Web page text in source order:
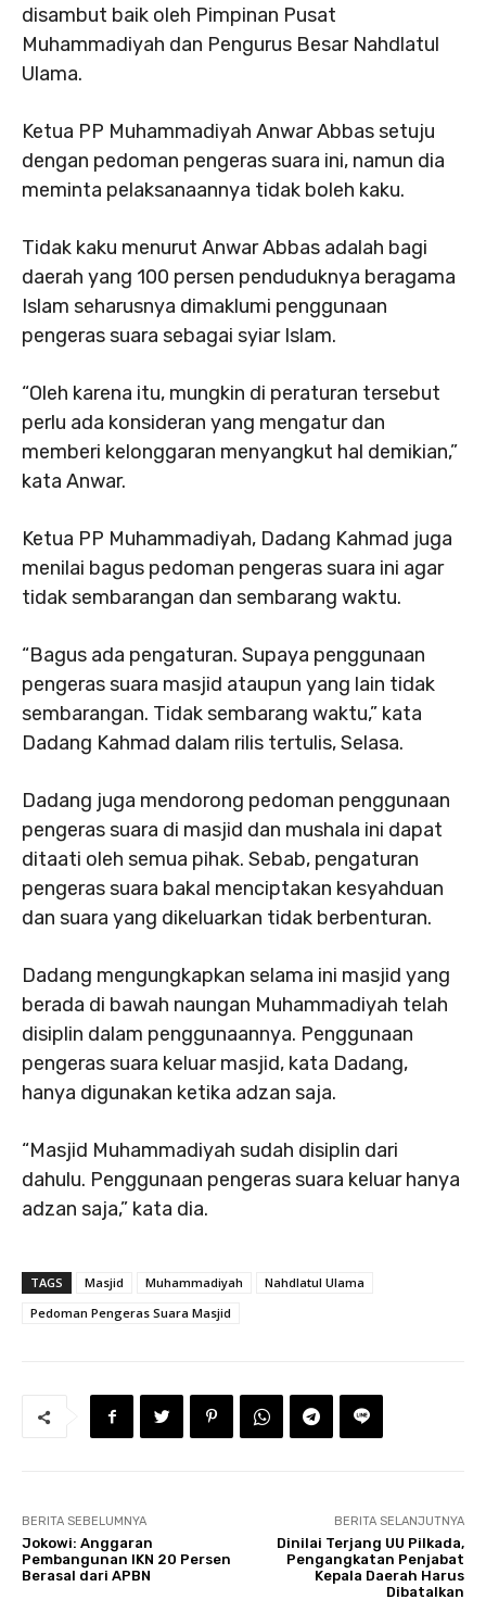
disambut baik oleh Pimpinan Pusat
Muhammadiyah dan Pengurus Besar Nahdlatul
Ulama.
Ketua PP Muhammadiyah Anwar Abbas setuju
dengan pedoman pengeras suara ini, namun dia
meminta pelaksanaannya tidak boleh kaku.
Tidak kaku menurut Anwar Abbas adalah bagi
daerah yang 100 persen penduduknya beragama
Islam seharusnya dimaklumi penggunaan
pengeras suara sebagai syiar Islam.
“Oleh karena itu, mungkin di peraturan tersebut
perlu ada konsideran yang mengatur dan
memberi kelonggaran menyangkut hal demikian,”
kata Anwar.
Ketua PP Muhammadiyah, Dadang Kahmad juga
menilai bagus pedoman pengeras suara ini agar
tidak sembarangan dan sembarang waktu.
“Bagus ada pengaturan. Supaya penggunaan
pengeras suara masjid ataupun yang lain tidak
sembarangan. Tidak sembarang waktu,” kata
Dadang Kahmad dalam rilis tertulis, Selasa.
Dadang juga mendorong pedoman penggunaan
pengeras suara di masjid dan mushala ini dapat
ditaati oleh semua pihak. Sebab, pengaturan
pengeras suara bakal menciptakan kesyahduan
dan suara yang dikeluarkan tidak berbenturan.
Dadang mengungkapkan selama ini masjid yang
berada di bawah naungan Muhammadiyah telah
disiplin dalam penggunaannya. Penggunaan
pengeras suara keluar masjid, kata Dadang,
hanya digunakan ketika adzan saja.
“Masjid Muhammadiyah sudah disiplin dari
dahulu. Penggunaan pengeras suara keluar hanya
adzan saja,” kata dia.
TAGS Masjid Muhammadiyah
Nahdlatul Ulama
Pedoman Pengeras Suara Masjid
BERITA SEBELUMNYA
Jokowi: Anggaran
Pembangunan IKN 20 Persen
Berasal dari APBN
BERITA SELANJUTNYA
Dinilai Terjang UU Pilkada,
Pengangkatan Penjabat
Kepala Daerah Harus
Dibatalkan